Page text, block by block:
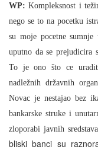
WP:Kompleksnost i
nego se to na pocetku
su moje pocetne
uputno da se prejudicira
To je ono što ce
nadležnih državnih
Novac je nestajao bez
bankarske struke i
zloporabi javnih
bliski banci su